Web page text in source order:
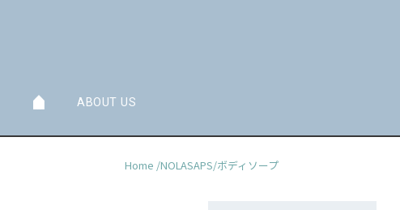
トップページABOUT US
Home /NOLASAPS/ボディソープ